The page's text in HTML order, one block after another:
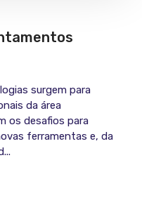
surgem para
da área
os desafios para
ferramentas e, da